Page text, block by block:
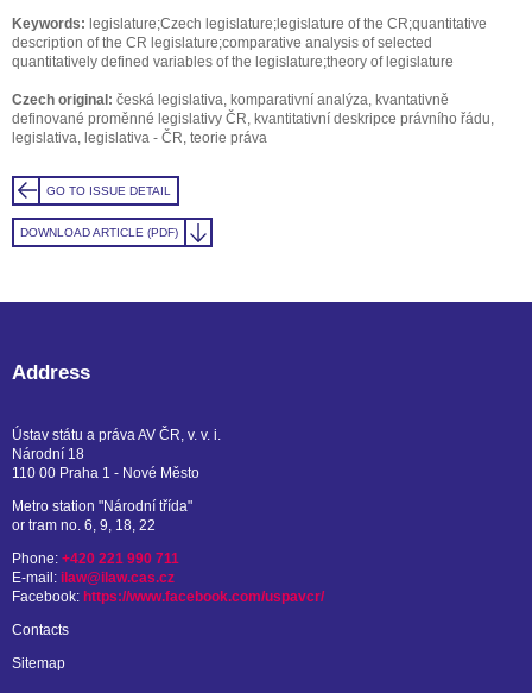
Keywords: legislature;Czech legislature;legislature of the CR;quantitative
description of the CR legislature;comparative analysis of selected
quantitatively defined variables of the legislature;theory of legislature
Czech original: česká legislativa, komparativní analýza, kvantativně
definované proměnné legislativy ČR, kvantitativní deskripce právního řádu,
legislativa, legislativa - ČR, teorie práva
GO TO ISSUE DETAIL
DOWNLOAD ARTICLE (PDF)
Address
Ústav státu a práva AV ČR, v. v. i.
Národní 18
110 00 Praha 1 - Nové Město
Metro station "Národní třída"
or tram no. 6, 9, 18, 22
Phone: +420 221 990 711
E-mail: ilaw@ilaw.cas.cz
Facebook: https://www.facebook.com/uspavcr/
Contacts
Sitemap